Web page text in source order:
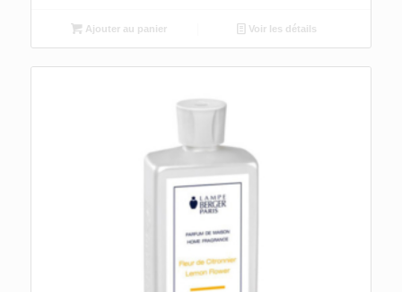
Ajouter au panier Voir les détails